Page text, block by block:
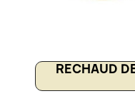
RECHAUD